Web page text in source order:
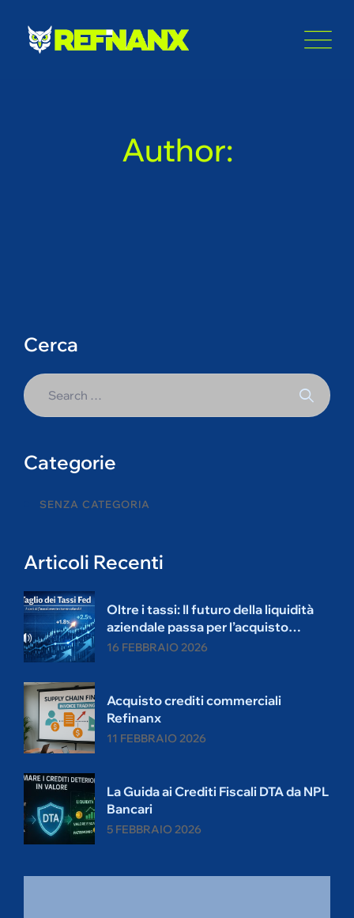
content
Author:
Cerca
Categorie
SENZA CATEGORIA
Articoli Recenti
Oltre i tassi: Il futuro della liquidità
aziendale passa per l’acquisto
crediti.
16 FEBBRAIO 2026
Acquisto crediti commerciali
Refinanx
11 FEBBRAIO 2026
La Guida ai Crediti Fiscali DTA da NPL
Bancari
5 FEBBRAIO 2026